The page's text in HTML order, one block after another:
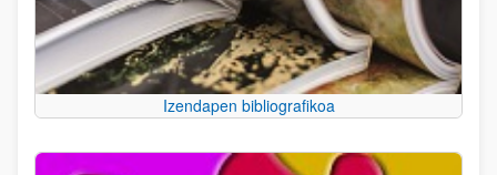
Izendapen bibliografikoa